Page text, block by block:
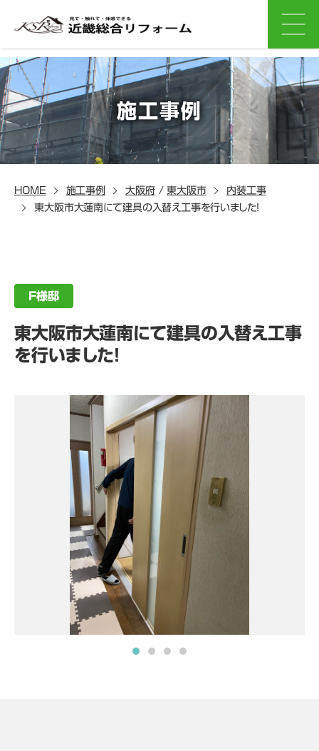
施工事例
HOME 施工事例 大阪府/東大阪市
内装工事
東大阪市大蓮南にて建具の入替え工事を行いました！
F様邸
東大阪市大蓮南にて建具の入替え工事
を行いました！